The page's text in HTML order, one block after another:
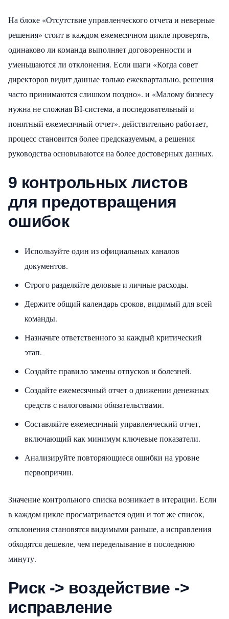
На блоке «Отсутствие управленческого отчета и неверные
решения» стоит в каждом ежемесячном цикле проверять,
одинаково ли команда выполняет договоренности и
уменьшаются ли отклонения. Если шаги «Когда совет
директоров видит данные только ежеквартально, решения
часто принимаются слишком поздно». и «Малому бизнесу
нужна не сложная BI-система, а последовательный и
понятный ежемесячный отчет». действительно работает,
процесс становится более предсказуемым, а решения
руководства основываются на более достоверных данных.
9 контрольных листов
для предотвращения
ошибок
Используйте один из официальных каналов
документов.
Строго разделяйте деловые и личные расходы.
Держите общий календарь сроков, видимый для всей
команды.
Назначьте ответственного за каждый критический
этап.
Создайте правило замены отпусков и болезней.
Создайте ежемесячный отчет о движении денежных
средств с налоговыми обязательствами.
Составляйте ежемесячный управленческий отчет,
включающий как минимум ключевые показатели.
Анализируйте повторяющиеся ошибки на уровне
первопричин.
Значение контрольного списка возникает в итерации. Если
в каждом цикле просматривается один и тот же список,
отклонения становятся видимыми раньше, а исправления
обходятся дешевле, чем переделывание в последнюю
минуту.
Риск -> воздействие ->
исправление